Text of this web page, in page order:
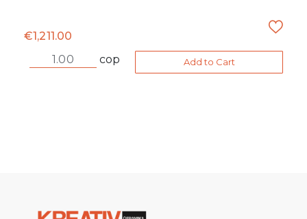
€1,211.00
cop
Add to Cart